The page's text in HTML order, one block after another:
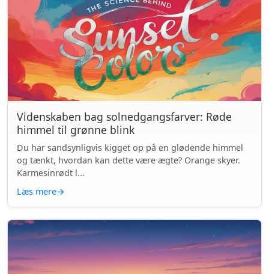
Videnskaben bag solnedgangsfarver: Røde
himmel til grønne blink
Du har sandsynligvis kigget op på en glødende himmel
og tænkt, hvordan kan dette være ægte? Orange skyer.
Karmesinrødt l...
Læs mere→